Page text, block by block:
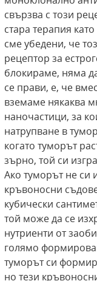
свързва с този
стара терапия
сме убедени, че
рецептор за
блокираме, няма
се прави, е, че
вземаме някаква
наночастици, за
натрупване в
когато туморът
зърно, той си
Ако туморът не си
кръвоносни
кубически
той може да се
нутриенти от
голямо
туморът си
но тези